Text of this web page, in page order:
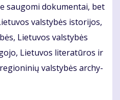
sau­go­mi do­ku­men­tai, bet
vals­ty­bės is­to­ri­jos,
Lie­tu­vos vals­ty­bės
Lie­tu­vos li­te­ra­tū­ros ir
vals­ty­bės ar­chy­